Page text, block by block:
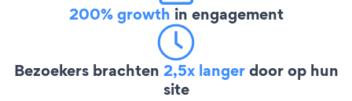
200% growth in engagement
Bezoekers brachten 2,5x langerdoor op hun
site